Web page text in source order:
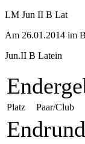
LM Jun II B Lat
Am 26.01.2014 im
Jun.II B Latein
Platz Paar/Club